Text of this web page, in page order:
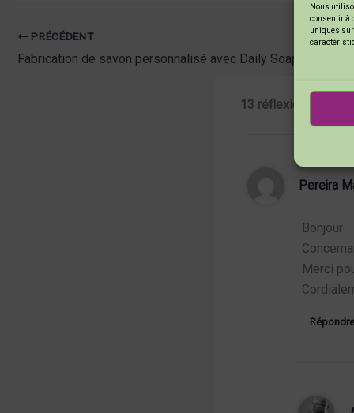
Nous
consentir à
uniques sur
PRÉCÉDENT
Fabrication de savon personnalisé avec Daily Soap
13 réflexions sur
Pereira
Bonjour
Merci
Répondre